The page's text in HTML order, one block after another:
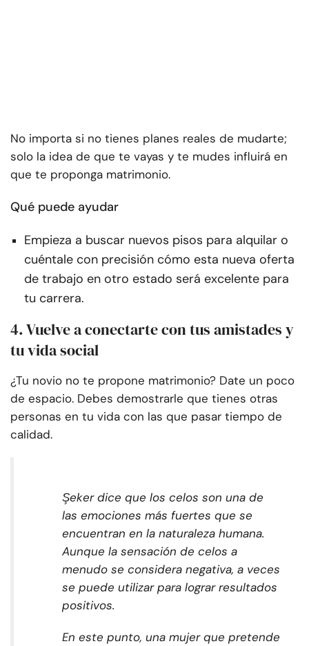
No importa si no tienes planes reales de mudarte;
solo la idea de que te vayas y te mudes influirá en
que te proponga matrimonio.
Qué puede ayudar
Empieza a buscar nuevos pisos para alquilar o
cuéntale con precisión cómo esta nueva oferta
de trabajo en otro estado será excelente para
tu carrera.
4. Vuelve a conectarte con tus amistades y
tu vida social
¿Tu novio no te propone matrimonio? Date un poco
de espacio. Debes demostrarle que tienes otras
personas en tu vida con las que pasar tiempo de
calidad.
Şeker dice que los celos son una de
las emociones más fuertes que se
encuentran en la naturaleza humana.
Aunque la sensación de celos a
menudo se considera negativa, a veces
se puede utilizar para lograr resultados
positivos.
En este punto, una mujer que pretende